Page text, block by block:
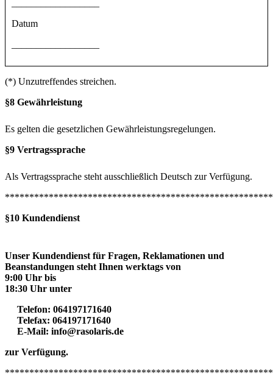
Datum
(*) Unzutreffendes streichen.
§8 Gewährleistung
Es gelten die gesetzlichen Gewährleistungsregelungen.
§9 Vertragssprache
Als Vertragssprache steht ausschließlich Deutsch zur Verfügung.
§10 Kundendienst
Unser Kundendienst für Fragen, Reklamationen und
Beanstandungen steht Ihnen werktags von
9:00 Uhr bis
18:30 Uhr unter
Telefon: 064197171640
Telefax: 064197171640
E-Mail: info@rasolaris.de
zur Verfügung.